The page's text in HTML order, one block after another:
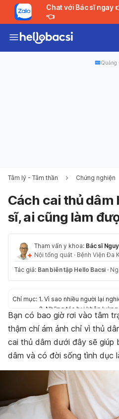
Chat với Bác sĩ ngay 👉 Nhận tư vấn MIỄN PHÍ
👈
Quảng
Tâm lý - Tâm thần Chứng nghiện
Cách cai thủ dâm
sĩ, ai cũng làm
Tham vấn y khoa: Bác sĩ
Nội tổng quát · Bệnh Viện Đa
Tác giả: Ban biên tập Hello Bacsi ·
Chỉ mục: 1. Vì sao nhiều người lại
3. Những tác hại khôn
nắm rõ
2. Hướng dẫn cách cai
Bạn có bao giờ rơi vào tâm
thậm chí ám ảnh chỉ vì thủ
cai thủ dâm dưới đây sẽ giúp
dâm và có đời sống tình dục